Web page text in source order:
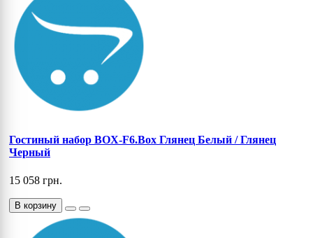
Гостиный набор BOX-F6.Box Глянец Белый / Глянец
Черный
15 058 грн.
В корзину